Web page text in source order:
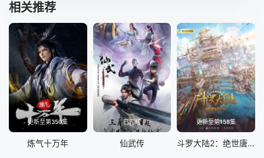
相关推荐
更新至第350集
炼气十万年
已完结
仙武传
更新至第158集
斗罗大陆2：绝世唐门